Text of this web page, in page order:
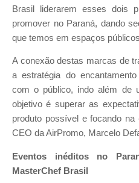
Brasil liderarem esses dois
promover no Paraná, dando
que temos em espaços
A conexão destas marcas de
a estratégia do
com o público, indo além de
objetivo é superar as
produto possível e focando na
CEO da AirPromo, Marcelo
Eventos inéditos no
MasterChef Brasil